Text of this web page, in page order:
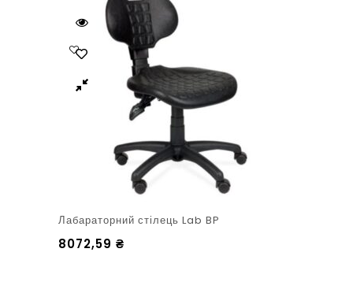
Лабараторний стілець Lab BP
8072,59 ₴